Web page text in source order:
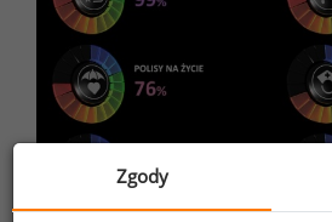
Zgody